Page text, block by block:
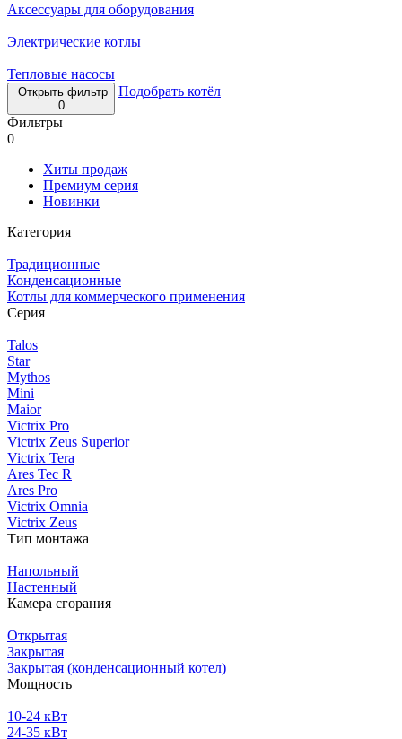
Аксессуары для оборудования
Электрические котлы
Тепловые насосы
Открыть фильтр
0
Подобрать котёл
Фильтры
0
Хиты продаж
Премиум серия
Новинки
Категория
Традиционные
Конденсационные
Котлы для коммерческого применения
Серия
Talos
Star
Mythos
Mini
Maior
Victrix Pro
Victrix Zeus Superior
Victrix Tera
Ares Tec R
Ares Pro
Victrix Omnia
Victrix Zeus
Тип монтажа
Напольный
Настенный
Камера сгорания
Открытая
Закрытая
Закрытая (конденсационный котел)
Мощность
10-24 кВт
24-35 кВт